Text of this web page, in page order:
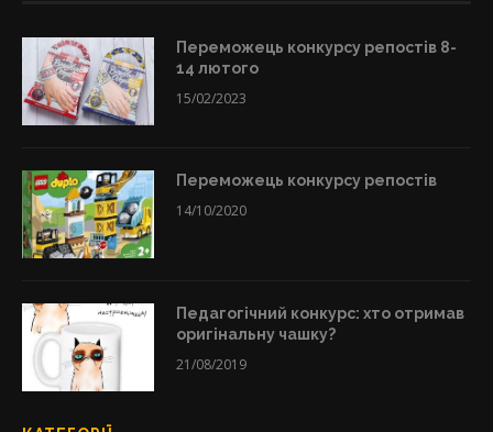
Переможець конкурсу репостів 8-
14 лютого
15/02/2023
Переможець конкурсу репостів
14/10/2020
Педагогічний конкурс: хто отримав
оригінальну чашку?
21/08/2019